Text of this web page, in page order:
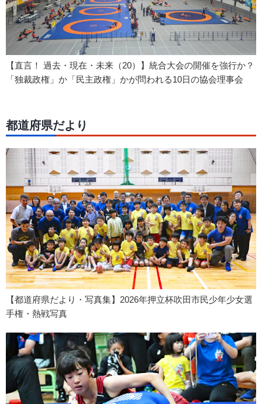
【直言！ 過去・現在・未来（20）】統合大会の開催を強行か？
「独裁政権」か「民主政権」かが問われる10日の協会理事会
都道府県だより
【都道府県だより・写真集】2026年押立杯吹田市民少年少女選
手権・熱戦写真